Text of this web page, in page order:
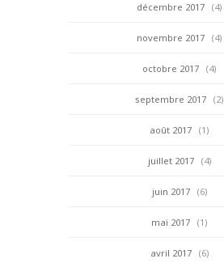
décembre 2017 (4)
novembre 2017 (4)
octobre 2017 (4)
septembre 2017 (2)
août 2017 (1)
juillet 2017 (4)
juin 2017 (6)
mai 2017 (1)
avril 2017 (6)